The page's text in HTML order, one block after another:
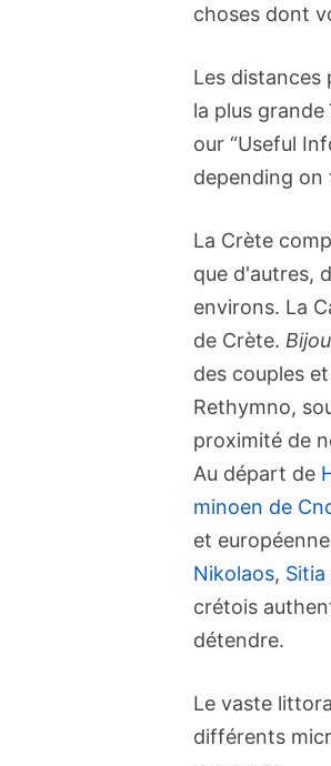
choses dont
Les distances
la plus grande
our “Useful
depending on
La Crète
que d'autres,
environs. La
de Crète.
des couples
Rethymno,
proximité de
Au départ de
minoen de
et
Nikolaos, Sitia
crétois
détendre.
Le vaste
différents